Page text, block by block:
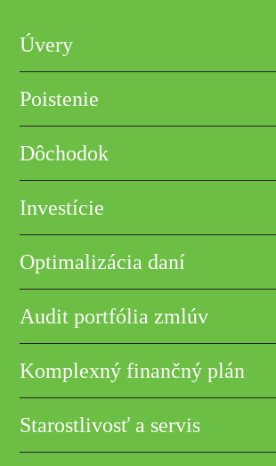
Úvery
Poistenie
Dôchodok
Investície
Optimalizácia daní
Audit portfólia zmlúv
Komplexný finančný plán
Starostlivosť a servis